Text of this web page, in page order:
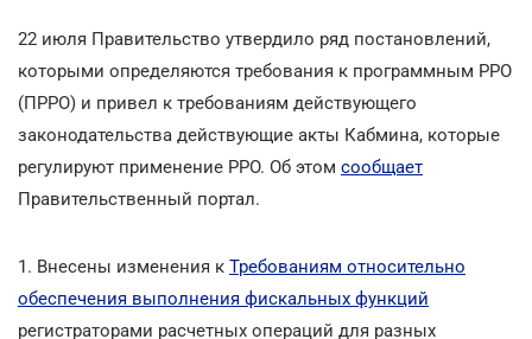
22 июля Правительство утвердило ряд постановлений,
которыми определяются требования к программным РРО
(ПРРО) и привел к требованиям действующего
законодательства действующие акты Кабмина, которые
регулируют применение РРО. Об этом сообщает
Правительственный портал.
1. Внесены изменения к Требованиям относительно
обеспечения выполнения фискальных функций
регистраторами расчетных операций для разных